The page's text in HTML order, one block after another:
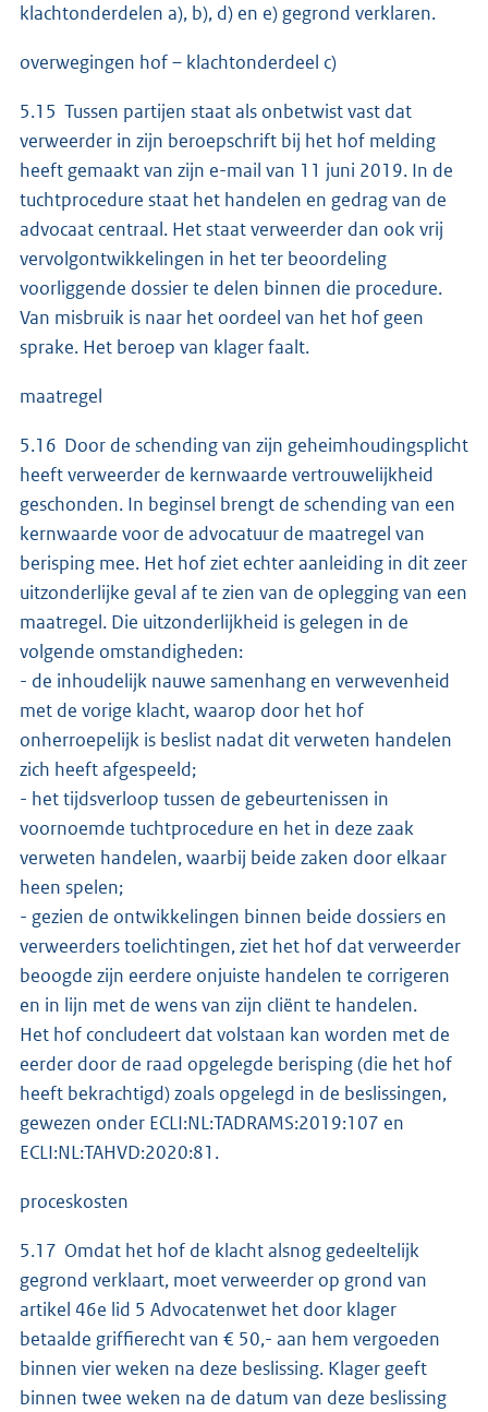
klachtonderdelen a), b), d) en e) gegrond verklaren.
overwegingen hof – klachtonderdeel c)
5.15 Tussen partijen staat als onbetwist vast dat
verweerder in zijn beroepschrift bij het hof melding
heeft gemaakt van zijn e-mail van 11 juni 2019. In de
tuchtprocedure staat het handelen en gedrag van de
advocaat centraal. Het staat verweerder dan ook vrij
vervolgontwikkelingen in het ter beoordeling
voorliggende dossier te delen binnen die procedure.
Van misbruik is naar het oordeel van het hof geen
sprake. Het beroep van klager faalt.
maatregel
5.16 Door de schending van zijn geheimhoudingsplicht
heeft verweerder de kernwaarde vertrouwelijkheid
geschonden. In beginsel brengt de schending van een
kernwaarde voor de advocatuur de maatregel van
berisping mee. Het hof ziet echter aanleiding in dit zeer
uitzonderlijke geval af te zien van de oplegging van een
maatregel. Die uitzonderlijkheid is gelegen in de
volgende omstandigheden:
- de inhoudelijk nauwe samenhang en verwevenheid
met de vorige klacht, waarop door het hof
onherroepelijk is beslist nadat dit verweten handelen
zich heeft afgespeeld;
- het tijdsverloop tussen de gebeurtenissen in
voornoemde tuchtprocedure en het in deze zaak
verweten handelen, waarbij beide zaken door elkaar
heen spelen;
- gezien de ontwikkelingen binnen beide dossiers en
verweerders toelichtingen, ziet het hof dat verweerder
beoogde zijn eerdere onjuiste handelen te corrigeren
en in lijn met de wens van zijn cliënt te handelen.
Het hof concludeert dat volstaan kan worden met de
eerder door de raad opgelegde berisping (die het hof
heeft bekrachtigd) zoals opgelegd in de beslissingen,
gewezen onder ECLI:NL:TADRAMS:2019:107 en
ECLI:NL:TAHVD:2020:81.
proceskosten
5.17 Omdat het hof de klacht alsnog gedeeltelijk
gegrond verklaart, moet verweerder op grond van
artikel 46e lid 5 Advocatenwet het door klager
betaalde griffierecht van € 50,- aan hem vergoeden
binnen vier weken na deze beslissing. Klager geeft
binnen twee weken na de datum van deze beslissing